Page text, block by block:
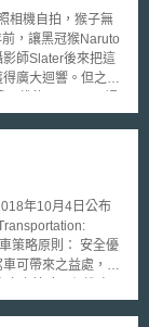
定與推動供應鏈資
ー）的身分加入，
安全議題之對話。
或個人均得參加
已有建構「資通
資安攻擊時，協助
包含擬定認證制度
的商標。同時在業
拓展其業務的優勢
機自拍，猴子無
師Slater後來把這
廣大迴響。但之後
所開設的公司，
著作權保障。
照，其著作權應屬
代為管理著作權，
出告訴。美國聯邦
範圍擴張至動物作
掌著作權可能；
年10月4日公布
則： 安全優
可帶來之益處，並